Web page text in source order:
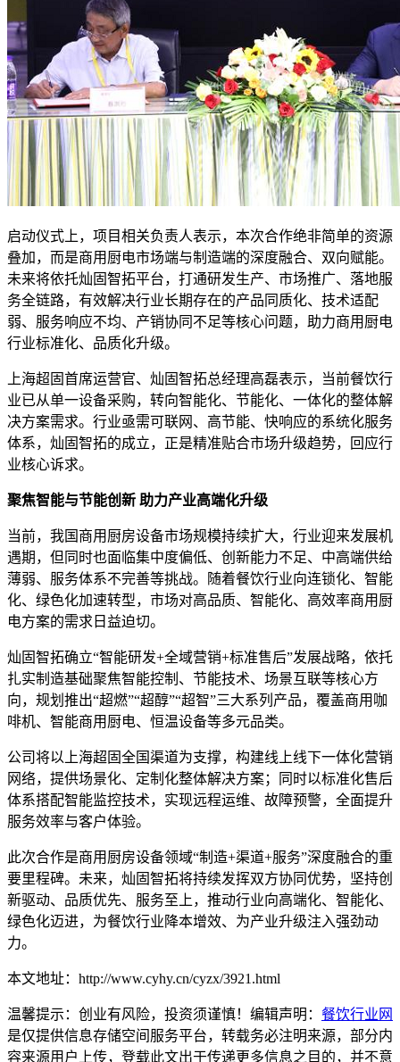
启动仪式上，项目相关负责人表示，本次合作绝非简单的资源
叠加，而是商用厨电市场端与制造端的深度融合、双向赋能。
未来将依托灿固智拓平台，打通研发生产、市场推广、落地服
务全链路，有效解决行业长期存在的产品同质化、技术适配
弱、服务响应不均、产销协同不足等核心问题，助力商用厨电
行业标准化、品质化升级。
上海超固首席运营官、灿固智拓总经理高磊表示，当前餐饮行
业已从单一设备采购，转向智能化、节能化、一体化的整体解
决方案需求。行业亟需可联网、高节能、快响应的系统化服务
体系，灿固智拓的成立，正是精准贴合市场升级趋势，回应行
业核心诉求。
聚焦智能与节能创新 助力产业高端化升级
当前，我国商用厨房设备市场规模持续扩大，行业迎来发展机
遇期，但同时也面临集中度偏低、创新能力不足、中高端供给
薄弱、服务体系不完善等挑战。随着餐饮行业向连锁化、智能
化、绿色化加速转型，市场对高品质、智能化、高效率商用厨
电方案的需求日益迫切。
灿固智拓确立“智能研发+全域营销+标准售后”发展战略，依托
扎实制造基础聚焦智能控制、节能技术、场景互联等核心方
向，规划推出“超燃”“超醇”“超智”三大系列产品，覆盖商用咖
啡机、智能商用厨电、恒温设备等多元品类。
公司将以上海超固全国渠道为支撑，构建线上线下一体化营销
网络，提供场景化、定制化整体解决方案；同时以标准化售后
体系搭配智能监控技术，实现远程运维、故障预警，全面提升
服务效率与客户体验。
此次合作是商用厨房设备领域“制造+渠道+服务”深度融合的重
要里程碑。未来，灿固智拓将持续发挥双方协同优势，坚持创
新驱动、品质优先、服务至上，推动行业向高端化、智能化、
绿色化迈进，为餐饮行业降本增效、为产业升级注入强劲动
力。
本文地址：http://www.cyhy.cn/cyzx/3921.html
温馨提示：创业有风险，投资须谨慎！编辑声明： 餐饮行业网
是仅提供信息存储空间服务平台，转载务必注明来源，部分内
容来源用户上传，登载此文出于传递更多信息之目的，并不意